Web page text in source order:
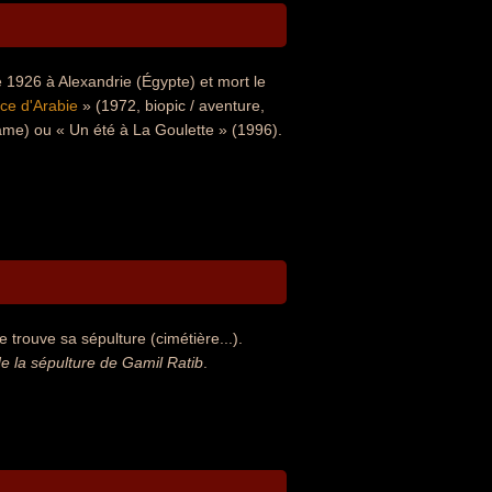
à Alexandrie (Égypte) et mort le
d'Arabie » (1972, biopic / aventure,
ou « Un été à La Goulette » (1996).
trouve sa sépulture (cimétière...).
la sépulture de Gamil Ratib